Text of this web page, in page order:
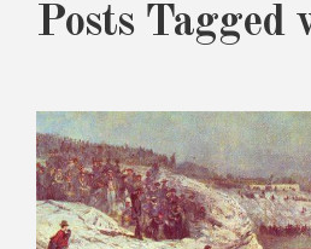
Posts Tagged